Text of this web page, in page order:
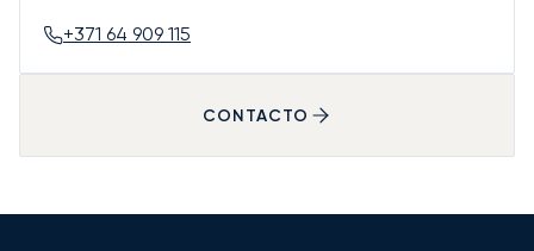
+371 64 909 115
CONTACTO